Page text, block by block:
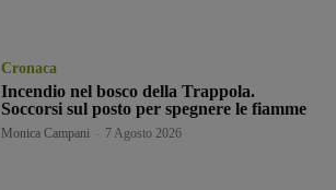
Cronaca
Incendio nel bosco della Trappola.
Soccorsi sul posto per spegnere le fiamme
Monica Campani 7 Agosto 2026